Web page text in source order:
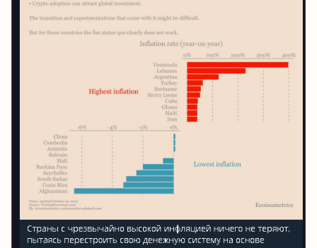
№1 В РЕЙТИНГЕ
Samorph 4.9